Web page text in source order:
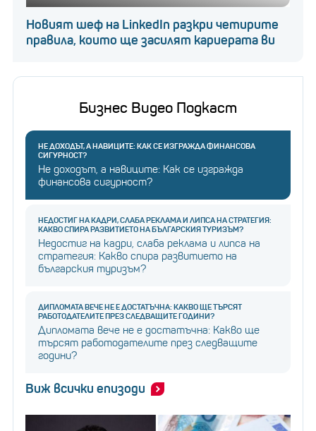
Новият шеф на LinkedIn разкри четирите
правила, които ще засилят кариерата ви
Бизнес Видео Подкаст
НЕ ДОХОДЪТ, А НАВИЦИТЕ: КАК СЕ ИЗГРАЖДА ФИНАНСОВА
СИГУРНОСТ?
Не доходът, а навиците: Как се изгражда
финансова сигурност?
НЕДОСТИГ НА КАДРИ, СЛАБА РЕКЛАМА И ЛИПСА НА СТРАТЕГИЯ:
КАКВО СПИРА РАЗВИТИЕТО НА БЪЛГАРСКИЯ ТУРИЗЪМ?
Недостиг на кадри, слаба реклама и липса на
стратегия: Какво спира развитието на
българския туризъм?
ДИПЛОМАТА ВЕЧЕ НЕ Е ДОСТАТЪЧНА: КАКВО ЩЕ ТЪРСЯТ
РАБОТОДАТЕЛИТЕ ПРЕЗ СЛЕДВАЩИТЕ ГОДИНИ?
Дипломата вече не е достатъчна: Какво ще
търсят работодателите през следващите
години?
Виж всички епизоди